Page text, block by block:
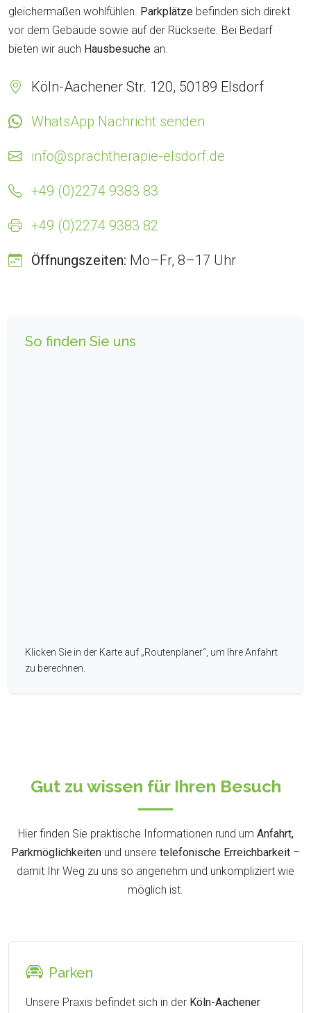
gleichermaßen wohlfühlen. Parkplätze befinden sich direkt
vor dem Gebäude sowie auf der Rückseite. Bei Bedarf
bieten wir auch Hausbesuche an.
Köln-Aachener Str. 120, 50189 Elsdorf
WhatsApp Nachricht senden
info@sprachtherapie-elsdorf.de
+49 (0)2274 9383 83
+49 (0)2274 9383 82
Öffnungszeiten: Mo–Fr, 8–17 Uhr
So finden Sie uns
my location
Klicken Sie in der Karte auf „Routenplaner“, um Ihre Anfahrt
zu berechnen.
Gut zu wissen für Ihren Besuch
Hier finden Sie praktische Informationen rund um Anfahrt,
Parkmöglichkeiten und unsere telefonische Erreichbarkeit –
damit Ihr Weg zu uns so angenehm und unkompliziert wie
möglich ist.
Parken
Unsere Praxis befindet sich in der Köln-Aachener